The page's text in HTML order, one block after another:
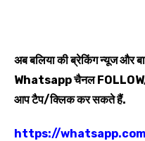
अब बलिया की ब्रेकिंग न्यूज और
Whatsappचैनल
आप टैप/क्लिक कर सकते हैं.
https://